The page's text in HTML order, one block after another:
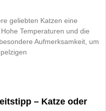
geliebten Katzen eine
Temperaturen und die
Aufmerksamkeit, um
– Katze oder